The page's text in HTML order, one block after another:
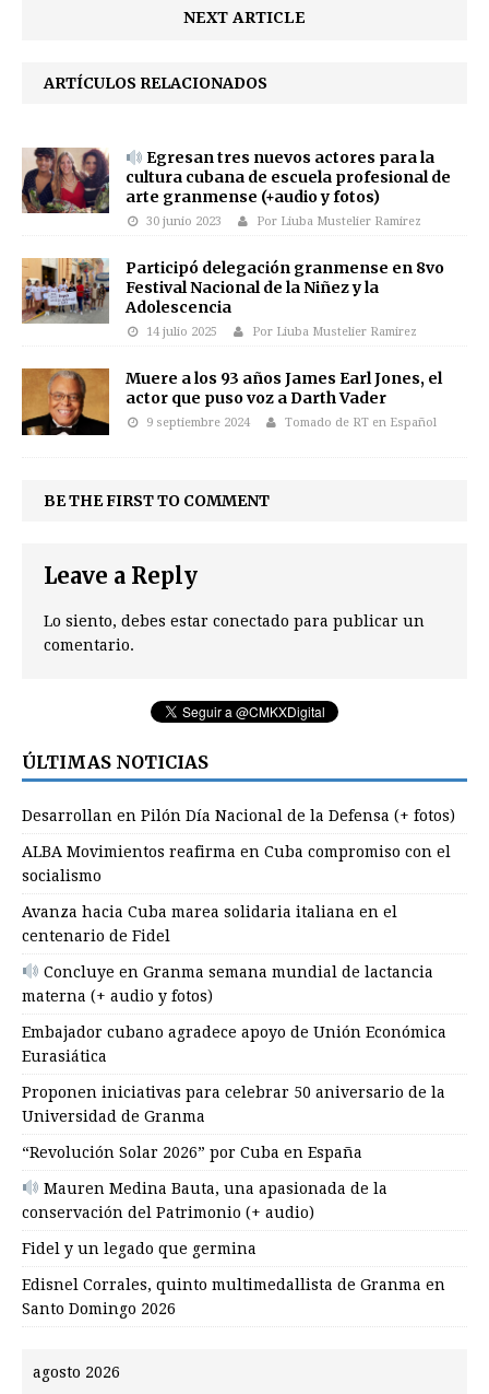
NEXT ARTICLE
ARTÍCULOS RELACIONADOS
Egresan tres nuevos actores para la
cultura cubana de escuela profesional de
arte granmense (+audio y fotos)
30 junio 2023 Por Liuba Mustelier Ramirez
Participó delegación granmense en 8vo
Festival Nacional de la Niñez y la
Adolescencia
14 julio 2025 Por Liuba Mustelier Ramirez
Muere a los 93 años James Earl Jones, el
actor que puso voz a Darth Vader
9 septiembre 2024 Tomado de RT en Español
BE THE FIRST TO COMMENT
Leave a Reply
Lo siento, debes estar conectado para publicar un
comentario.
ÚLTIMAS NOTICIAS
Desarrollan en Pilón Día Nacional de la Defensa (+ fotos)
ALBA Movimientos reafirma en Cuba compromiso con el
socialismo
Avanza hacia Cuba marea solidaria italiana en el
centenario de Fidel
Concluye en Granma semana mundial de lactancia
materna (+ audio y fotos)
Embajador cubano agradece apoyo de Unión Económica
Eurasiática
Proponen iniciativas para celebrar 50 aniversario de la
Universidad de Granma
“Revolución Solar 2026” por Cuba en España
Mauren Medina Bauta, una apasionada de la
conservación del Patrimonio (+ audio)
Fidel y un legado que germina
Edisnel Corrales, quinto multimedallista de Granma en
Santo Domingo 2026
agosto 2026